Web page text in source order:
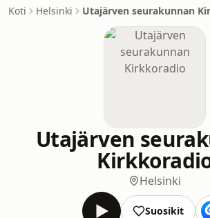
Koti Helsinki Utajärven seurakunnan
Utajärven
Helsinki
Suosikit